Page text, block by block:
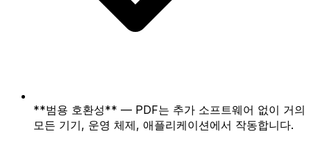
**범용 호환성** — PDF는 추가 소프트웨어 없이 거의
모든 기기, 운영 체제, 애플리케이션에서 작동합니다.